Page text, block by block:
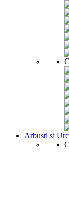
Arbusti si